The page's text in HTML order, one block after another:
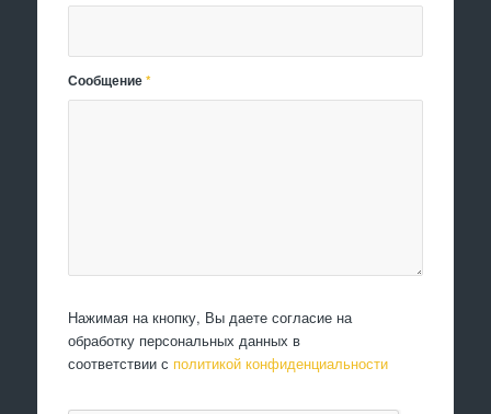
Сообщение*
Нажимая на кнопку, Вы даете согласие на
обработку персональных данных в
соответствии с политикой конфиденциальности